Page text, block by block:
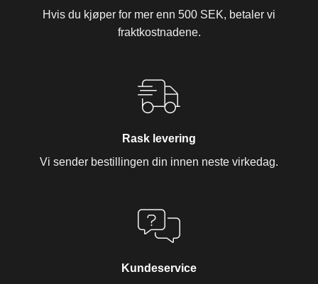
Hvis du kjøper for mer enn 500 SEK, betaler vi
fraktkostnadene.
Rask levering
Vi sender bestillingen din innen neste virkedag.
Kundeservice